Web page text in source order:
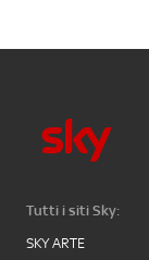
Tutti i siti Sky:
SKY ARTE